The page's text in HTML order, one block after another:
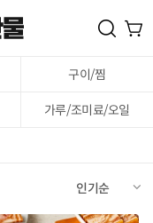
구이/찜
가루/조미료/오일
인기순